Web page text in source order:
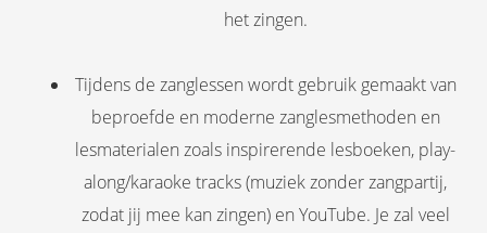
het zingen.
Tijdens de zanglessen wordt gebruik gemaakt van
beproefde en moderne zanglesmethoden en
lesmaterialen zoals inspirerende lesboeken, play-
along/karaoke tracks (muziek zonder zangpartij,
zodat jij mee kan zingen) en YouTube. Je zal veel